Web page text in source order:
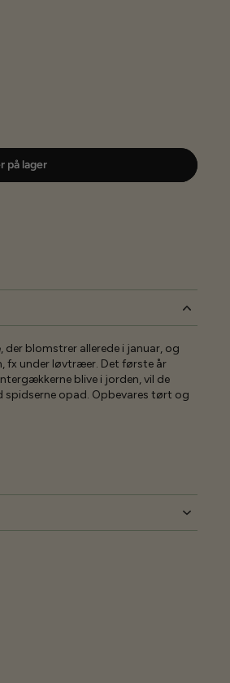
på lager
blomstrer allerede i januar, og
fx under løvtræer. Det første år
blive i jorden, vil de
opad. Opbevares tørt og